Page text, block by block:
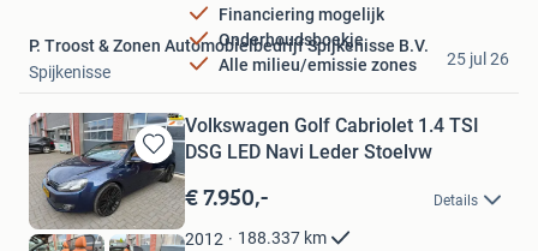
Financiering mogelijk
Onderhoudsboekje
Alle milieu/emissie zones
P. Troost & Zonen Automobielbedrijf Spijkenisse B.V.
Spijkenisse
25 jul 26
Bewaren
in
Mijn
Favorieten
Volkswagen Golf Cabriolet 1.4 TSI
DSG LED Navi Leder Stoelvw
€ 7.950,- Details
2012 188.337 km